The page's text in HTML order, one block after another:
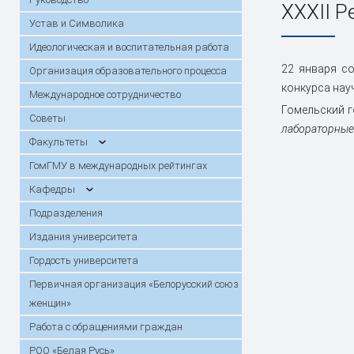
Кафедры
Первичная организация
«Белорусский союз женщин»
Работа с
Первичная профсоюзная
организация работников
году
Горячая линия по вопросам
вступительной кампании
День открытых дверей
Архив
Карта и маршрут проезда
Симуляционно-аттестационный
центр
Банк данных одаренной молодежи
специалистов и интернов
Прием иностранных граждан для
обучения на английском языке /
Training of foreign students in English
граждан
Конкурсы, гранты, стипендии
Работа комитета по этике
Патенты
Календарь конференций
В помощь исследователю
Устав и Символика
Идеологическая и воспитательная работа
Организация образовательного процесса
Международное сотрудничество
Советы
Факультеты
ГомГМУ в международных рейтингах
Кафедры
Подразделения
Издания университета
Гордость университета
Первичная организация «Белорусский союз
женщин»
Работа с обращениями граждан
РОО «Белая Русь»
XXXII
22 января
конкурса
Гомельский